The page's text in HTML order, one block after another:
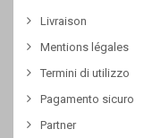
Livraison
Mentions légales
Termini di utilizzo
Pagamento sicuro
Partner